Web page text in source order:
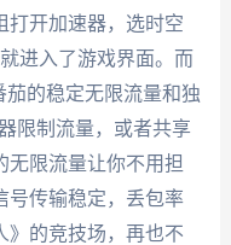
打开加速器，选时空
进入了游戏界面。而
茄的稳定无限流量和独
限制流量，或者共享
无限流量让你不用担
号传输稳定，丢包率
》的竞技场，再也不